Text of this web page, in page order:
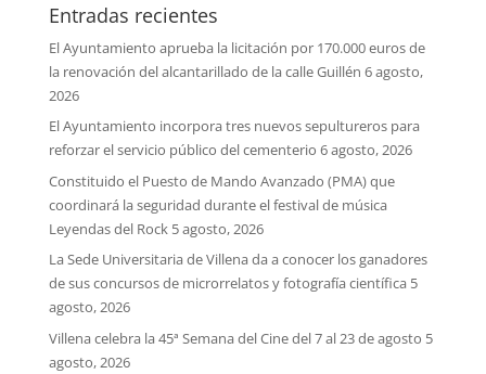
Entradas recientes
El Ayuntamiento aprueba la licitación por 170.000 euros de
la renovación del alcantarillado de la calle Guillén 6 agosto,
2026
El Ayuntamiento incorpora tres nuevos sepultureros para
reforzar el servicio público del cementerio 6 agosto, 2026
Constituido el Puesto de Mando Avanzado (PMA) que
coordinará la seguridad durante el festival de música
Leyendas del Rock 5 agosto, 2026
La Sede Universitaria de Villena da a conocer los ganadores
de sus concursos de microrrelatos y fotografía científica 5
agosto, 2026
Villena celebra la 45ª Semana del Cine del 7 al 23 de agosto 5
agosto, 2026